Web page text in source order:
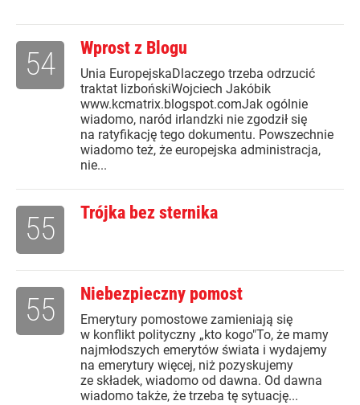
Wprost z Blogu
Unia EuropejskaDlaczego trzeba odrzucić
traktat lizbońskiWojciech Jakóbik
www.kcmatrix.blogspot.comJak ogólnie
wiadomo, naród irlandzki nie zgodził się
na ratyfikację tego dokumentu. Powszechnie
wiadomo też, że europejska administracja,
nie...
54
Trójka bez sternika
55
Niebezpieczny pomost
Emerytury pomostowe zamieniają się
w konflikt polityczny „kto kogo"To, że mamy
najmłodszych emerytów świata i wydajemy
na emerytury więcej, niż pozyskujemy
ze składek, wiadomo od dawna. Od dawna
wiadomo także, że trzeba tę sytuację...
55